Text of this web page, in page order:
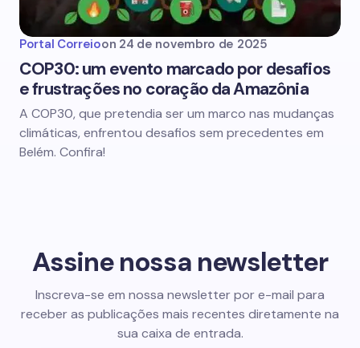
Portal Correioon 24 de novembro de 2025
COP30: um evento marcado por desafios
e frustrações no coração da Amazônia
A COP30, que pretendia ser um marco nas mudanças
climáticas, enfrentou desafios sem precedentes em
Belém. Confira!
Assine nossa newsletter
Inscreva-se em nossa newsletter por e-mail para
receber as publicações mais recentes diretamente na
sua caixa de entrada.